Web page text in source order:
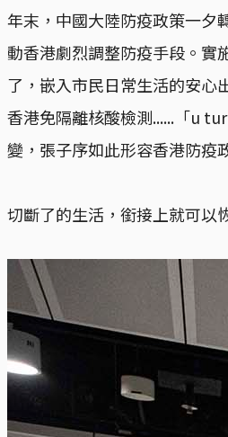
年末，中國大陸防疫政策一夕
動香港劇烈調整防疫手段。實
了，嵌入市民日常生活的安心
香港免隔離核酸檢測......「u
變，張子序如此形容香港防疫
切斷了的生活，銜接上就可以